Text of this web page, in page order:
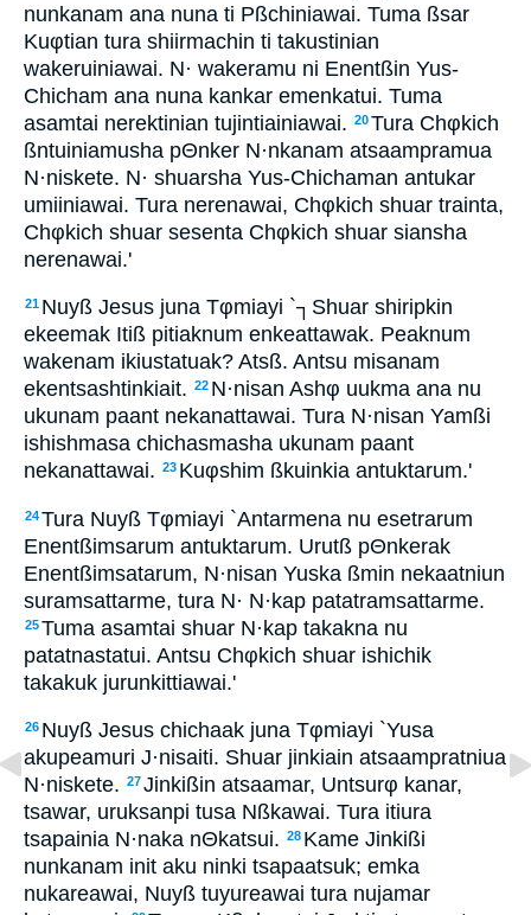
nunkanam ana nuna ti Pßchiniawai. Tuma ßsar
Kuφtian tura shiirmachin ti takustinian
wakeruiniawai. N· wakeramu ni Enentßin Yus-
Chicham ana nuna kankar emenkatui. Tuma
asamtai nerektinian tujintiainiawai. 20Tura Chφkich
ßntuiniamusha pΘnker N·nkanam atsaampramua
N·niskete. N· shuarsha Yus-Chichaman antukar
umiiniawai. Tura nerenawai, Chφkich shuar trainta,
Chφkich shuar sesenta Chφkich shuar siansha
nerenawai.'
21 Nuyß Jesus juna Tφmiayi `┐Shuar shiripkin
ekeemak Itiß pitiaknum enkeattawak. Peaknum
wakenam ikiustatuak? Atsß. Antsu misanam
ekentsashtinkiait. 22 N·nisan Ashφ uukma ana nu
ukunam paant nekanattawai. Tura N·nisan Yamßi
ishishmasa chichasmasha ukunam paant
nekanattawai. 23 Kuφshim ßkuinkia antuktarum.'
24Tura Nuyß Tφmiayi `Antarmena nu esetrarum
Enentßimsarum antuktarum. Urutß pΘnkerak
Enentßimsatarum, N·nisan Yuska ßmin nekaatniun
suramsattarme, tura N· N·kap patatramsattarme.
25Tuma asamtai shuar N·kap takakna nu
patatnastatui. Antsu Chφkich shuar ishichik
takakuk jurunkittiawai.'
26 Nuyß Jesus chichaak juna Tφmiayi `Yusa
akupeamuri J·nisaiti. Shuar jinkiain atsaampratniua
N·niskete. 27Jinkißin atsaamar, Untsurφ kanar,
tsawar, uruksanpi tusa Nßkawai. Tura itiura
tsapainia N·naka nΘkatsui. 28 Kame Jinkißi
nunkanam init aku ninki tsapaatsuk; emka
nukareawai, Nuyß tuyureawai tura nujamar